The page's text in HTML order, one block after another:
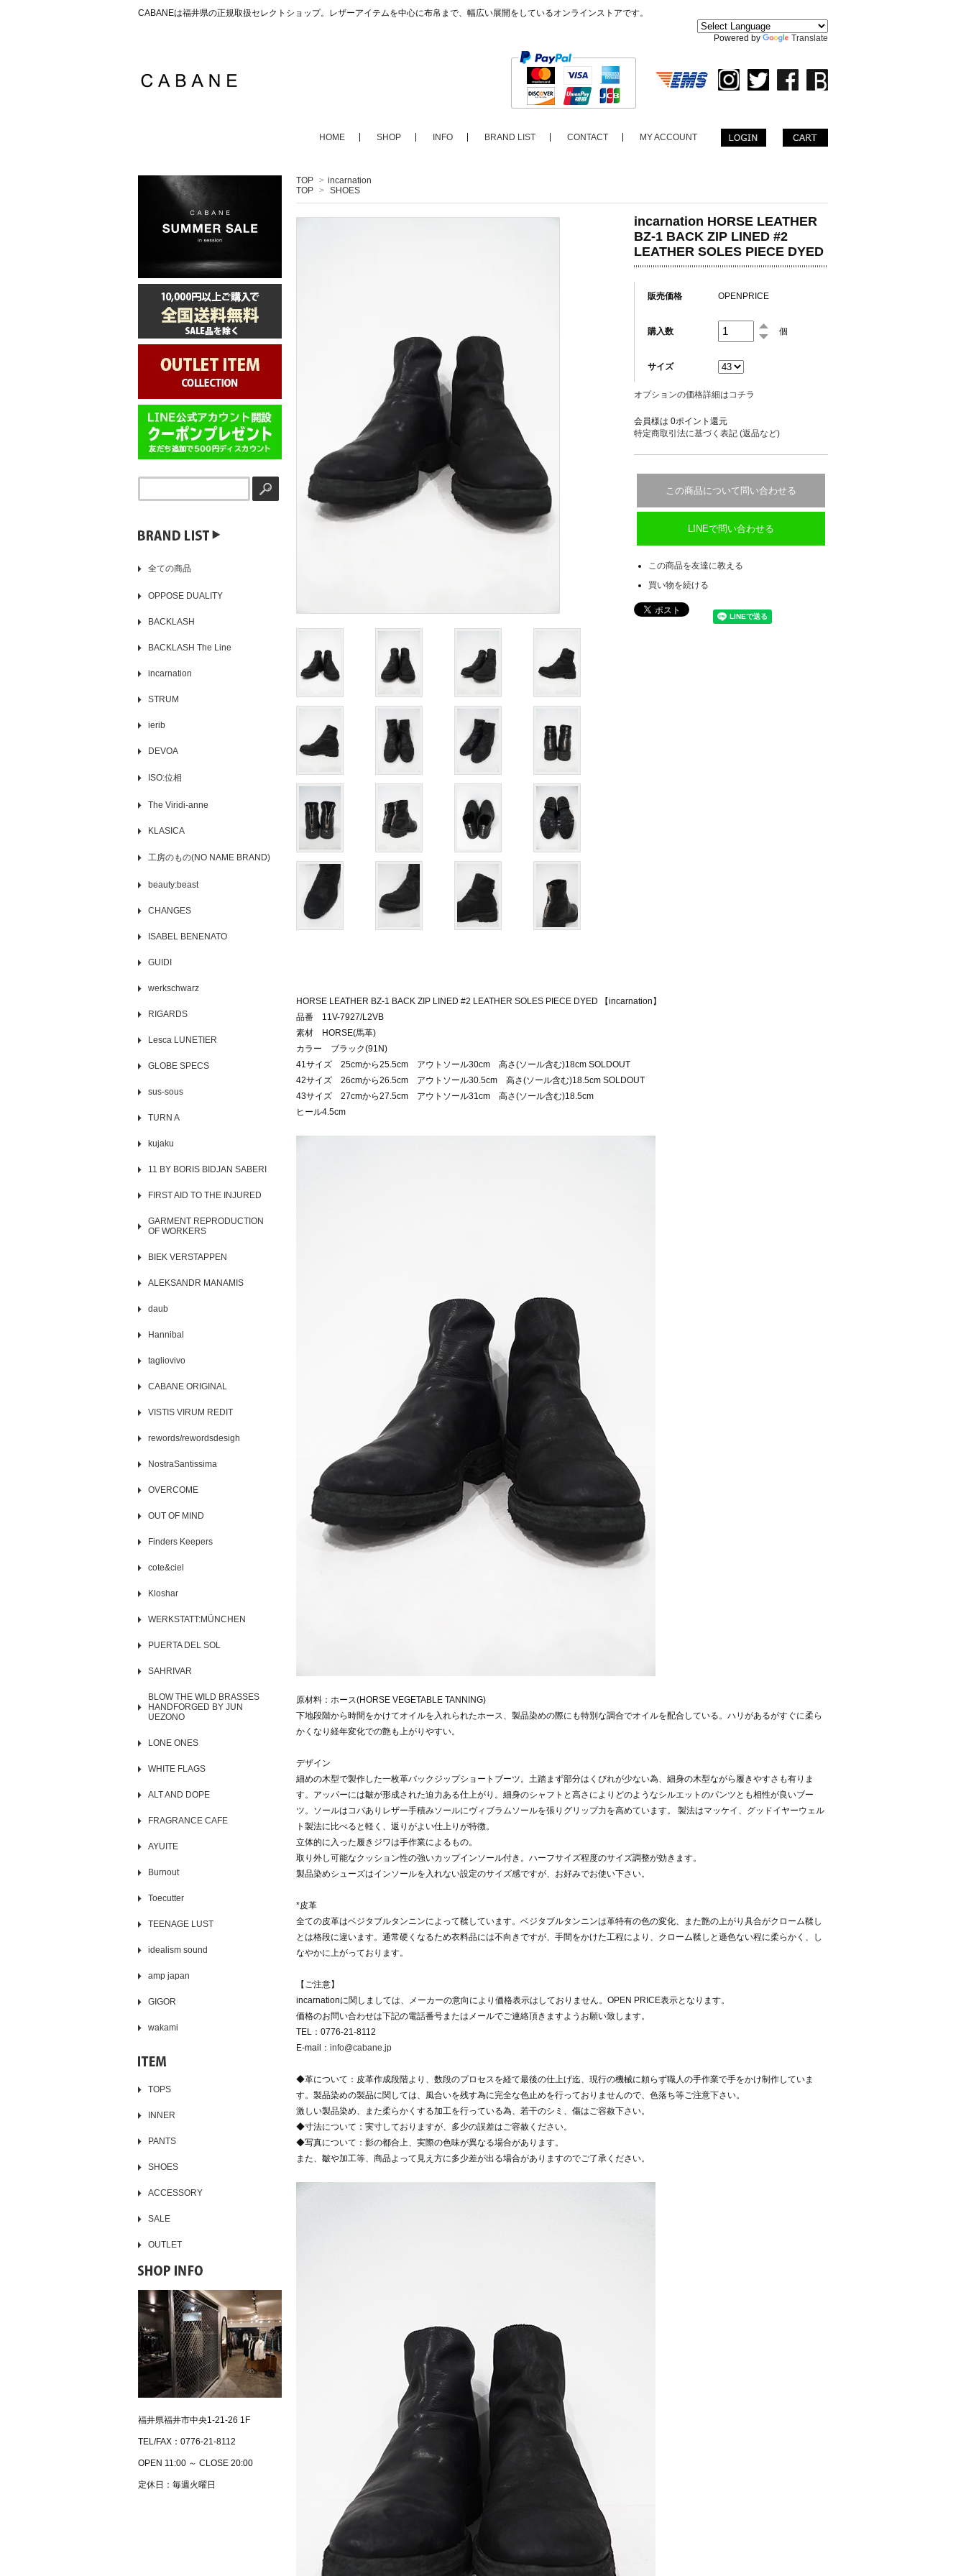
CABANEは福井県の正規取扱セレクトショップ。レザーアイテムを中心に布帛まで、幅広い展開をしているオンラインストアです。
Powered by Translate
HOME SHOP INFO BRAND LIST CONTACT MY ACCOUNT
TOP > incarnation
TOP > SHOES
incarnation HORSE LEATHER
BZ-1 BACK ZIP LINED #2
LEATHER SOLES PIECE DYED
販売価格 OPENPRICE
購入数 個
サイズ
オプションの価格詳細はコチラ
会員様は 0ポイント還元
特定商取引法に基づく表記 (返品など)
この商品について問い合わせる
LINEで問い合わせる
この商品を友達に教える
買い物を続ける
HORSE LEATHER BZ-1 BACK ZIP LINED #2 LEATHER SOLES PIECE DYED 【incarnation】
品番 11V-7927/L2VB
素材 HORSE(馬革)
カラー ブラック(91N)
41サイズ 25cmから25.5cm アウトソール30cm 高さ(ソール含む)18cm SOLDOUT
42サイズ 26cmから26.5cm アウトソール30.5cm 高さ(ソール含む)18.5cm SOLDOUT
43サイズ 27cmから27.5cm アウトソール31cm 高さ(ソール含む)18.5cm
ヒール4.5cm
原材料：ホース(HORSE VEGETABLE TANNING)
下地段階から時間をかけてオイルを入れられたホース、製品染めの際にも特別な調合でオイルを配合している。ハリがあるがすぐに柔ら
かくなり経年変化での艶も上がりやすい。
デザイン
細めの木型で製作した一枚革バックジップショートブーツ。土踏まず部分はくびれが少ない為、細身の木型ながら履きやすさも有りま
す。アッパーには皺が形成された迫力ある仕上がり。細身のシャフトと高さによりどのようなシルエットのパンツとも相性が良いブー
ツ。ソールはコバありレザー手積みソールにヴィブラムソールを張りグリップ力を高めています。 製法はマッケイ、グッドイヤーウェル
ト製法に比べると軽く、返りがよい仕上りが特徴。
立体的に入った履きジワは手作業によるもの。
取り外し可能なクッション性の強いカップインソール付き。ハーフサイズ程度のサイズ調整が効きます。
製品染めシューズはインソールを入れない設定のサイズ感ですが、お好みでお使い下さい。
*皮革
全ての皮革はベジタブルタンニンによって鞣しています。ベジタブルタンニンは革特有の色の変化、また艶の上がり具合がクローム鞣し
とは格段に違います。通常硬くなるため衣料品には不向きですが、手間をかけた工程により、クローム鞣しと遜色ない程に柔らかく、し
なやかに上がっております。
【ご注意】
incarnationに関しましては、メーカーの意向により価格表示はしておりません。OPEN PRICE表示となります。
価格のお問い合わせは下記の電話番号またはメールでご連絡頂きますようお願い致します。
TEL：0776-21-8112
E-mail： info@cabane.jp
◆革について：皮革作成段階より、数段のプロセスを経て最後の仕上げ迄、現行の機械に頼らず職人の手作業で手をかけ制作していま
す。製品染めの製品に関しては、風合いを残す為に完全な色止めを行っておりませんので、色落ち等ご注意下さい。
激しい製品染め、また柔らかくする加工を行っている為、若干のシミ、傷はご容赦下さい。
◆寸法について：実寸しておりますが、多少の誤差はご容赦ください。
◆写真について：影の都合上、実際の色味が異なる場合があります。
また、皺や加工等、商品よって見え方に多少差が出る場合がありますのでご了承ください。
▶️
全ての商品
OPPOSE DUALITY
BACKLASH
BACKLASH The Line
incarnation
STRUM
ierib
DEVOA
ISO:位相
The Viridi-anne
KLASICA
工房のもの(NO NAME BRAND)
beauty:beast
CHANGES
ISABEL BENENATO
GUIDI
werkschwarz
RIGARDS
Lesca LUNETIER
GLOBE SPECS
sus-sous
TURN A
kujaku
11 BY BORIS BIDJAN SABERI
FIRST AID TO THE INJURED
GARMENT REPRODUCTION
OF WORKERS
BIEK VERSTAPPEN
ALEKSANDR MANAMIS
daub
Hannibal
tagliovivo
CABANE ORIGINAL
VISTIS VIRUM REDIT
rewords/rewordsdesigh
NostraSantissima
OVERCOME
OUT OF MIND
Finders Keepers
cote&ciel
Kloshar
WERKSTATT:MÜNCHEN
PUERTA DEL SOL
SAHRIVAR
BLOW THE WILD BRASSES
HANDFORGED BY JUN
UEZONO
LONE ONES
WHITE FLAGS
ALT AND DOPE
FRAGRANCE CAFE
AYUITE
Burnout
Toecutter
TEENAGE LUST
idealism sound
amp japan
GIGOR
wakami
TOPS
INNER
PANTS
SHOES
ACCESSORY
SALE
OUTLET
福井県福井市中央1-21-26 1F
TEL/FAX：0776-21-8112
OPEN 11:00 ～ CLOSE 20:00
定休日：毎週火曜日